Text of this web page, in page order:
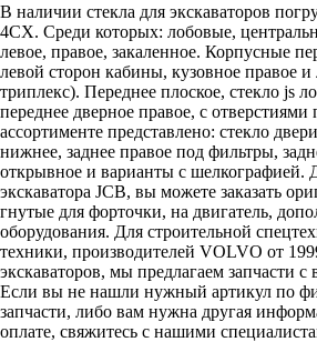
В наличии стекла для экскаваторов
4CX. Среди которых: лобовые,
левое, правое, закаленное. Корпусные
левой сторон кабины, кузовное правое и
триплекс). Переднее плоское, стекло js
переднее дверное правое, с
ассортименте представлено: стекло
нижнее, заднее правое под фильтры,
открывное и варианты с шелкографией.
экскаватора JCB, вы можете заказать
гнутые для форточки, на двигатель,
оборудования. Для строительной
техники, производителей VOLVO от
экскаваторов, мы предлагаем запчасти
Если вы не нашли нужный артикул по
запчасти, либо вам нужна другая
оплате, свяжитесь с нашими